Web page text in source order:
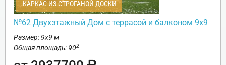
КАРКАС ИЗ СТРОГАНОЙ ДОСКИ
№62 Двухэтажный Дом с террасой и балконом 9х9
Размер: 9х9 м
Общая площадь: 902